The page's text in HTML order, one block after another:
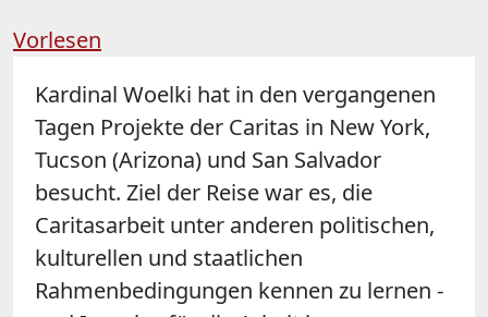
Vorlesen
Kardinal Woelki hat in den vergangenen
Tagen Projekte der Caritas in New York,
Tucson (Arizona) und San Salvador
besucht. Ziel der Reise war es, die
Caritasarbeit unter anderen politischen,
kulturellen und staatlichen
Rahmenbedingungen kennen zu lernen -